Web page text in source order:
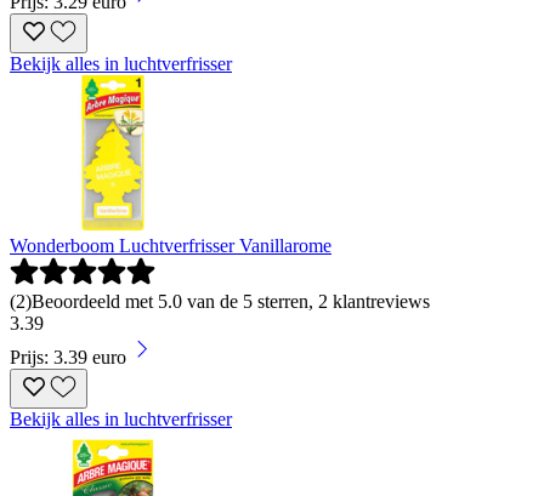
Bekijk alles in luchtverfrisser
Wonderboom Luchtverfrisser Vanillarome
(2)Beoordeeld met 5.0 van de 5 sterren, 2 klantreviews
3.39
Prijs: 3.39 euro
Bekijk alles in luchtverfrisser